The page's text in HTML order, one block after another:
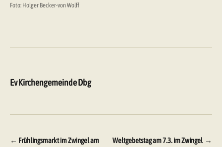
Foto: Holger Becker-von Wolff
Ev Kirchengemeinde Dbg
Beitragsnavigation
← Frühlingsmarkt im Zwingel am
Weltgebetstag am 7.3. im Zwingel →